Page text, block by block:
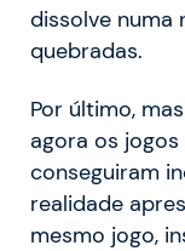
dissolve numa
quebradas.
Por último,
agora os
conseguiram
realidade
mesmo jogo,